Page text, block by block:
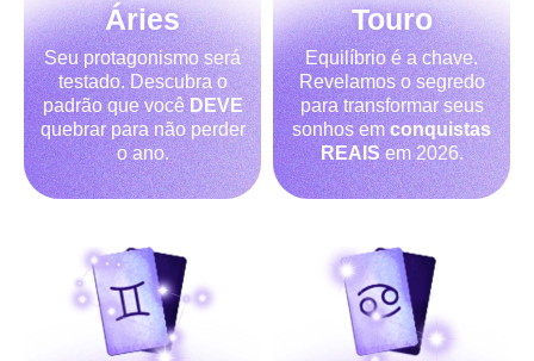
Áries
Seu protagonismo será
testado. Descubra o
padrão que vocêDEVE
quebrar para não perder
o ano.
Touro
Equilíbrio é a chave.
Revelamos o segredo
para transformar seus
sonhos emconquistas
REAISem 2026.